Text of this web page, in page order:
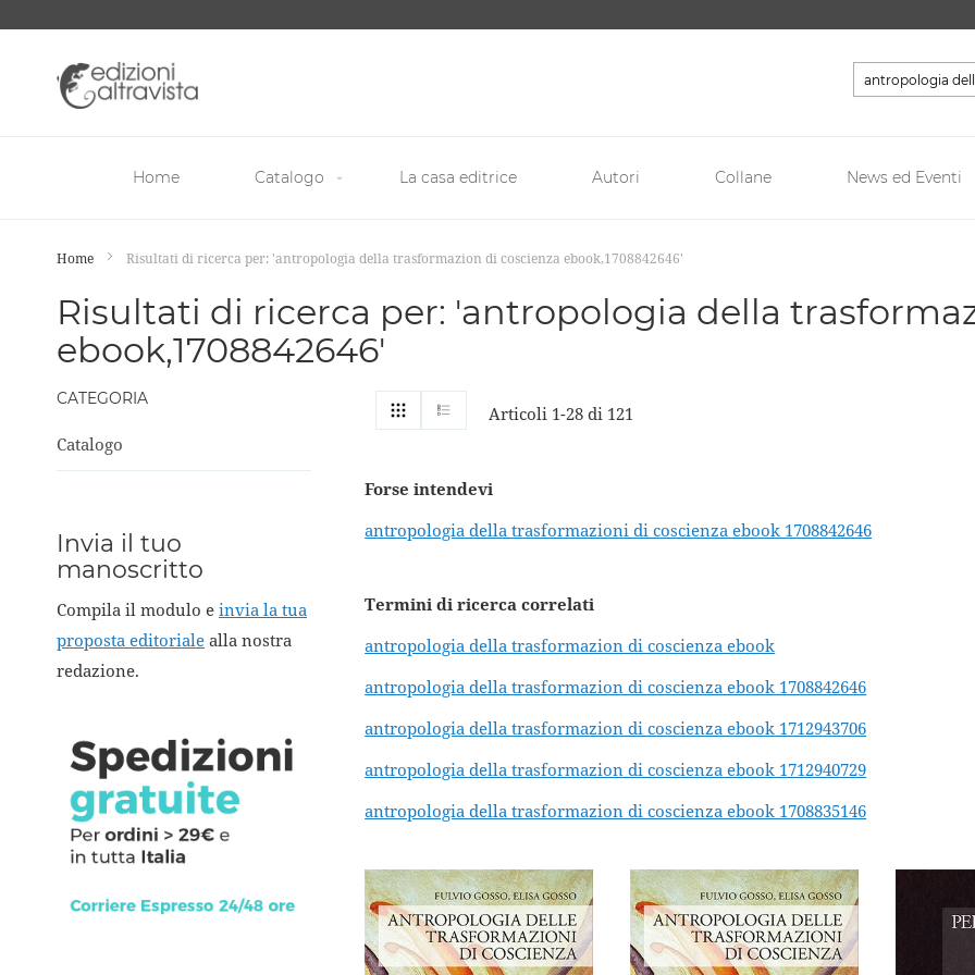
contenuto
Home Catalogo La casa editrice Autori Collane News ed Eventi
Home Risultati di ricerca per: 'antropologia della trasformazion di coscienza ebook,1708842646'
Risultati di ricerca per: 'antropologia della
ebook,1708842646'
Mostra
come
Griglia Articoli 1-28 di 121
Forse intendevi
antropologia della trasformazioni di coscienza ebook 1708842646
Termini di ricerca correlati
antropologia della trasformazion di coscienza ebook
antropologia della trasformazion di coscienza ebook 1708842646
antropologia della trasformazion di coscienza ebook 1712943706
antropologia della trasformazion di coscienza ebook 1712940729
antropologia della trasformazion di coscienza ebook 1708835146
CATEGORIA
Catalogo
Invia il tuo
manoscritto
Compila il modulo e invia la tua
proposta editoriale alla nostra
redazione.